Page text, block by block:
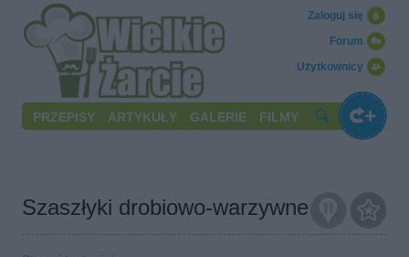
Użytkownicy
Forum
Zaloguj się
PRZEPISY ARTYKUŁY GALERIE FILMY
Szaszłyki drobiowo-warzywne